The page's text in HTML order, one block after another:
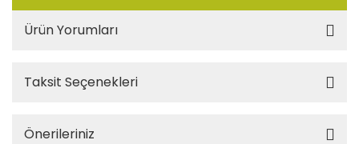
Ürün Yorumları
Taksit Seçenekleri
Önerileriniz